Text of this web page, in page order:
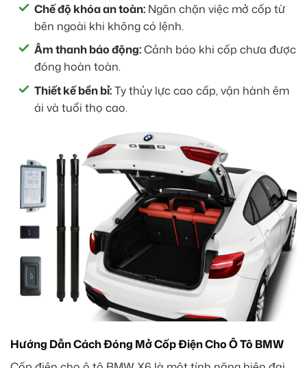
Chế độ khóa an toàn: Ngăn chặn việc mở cốp từ
bên ngoài khi không có lệnh.
Âm thanh báo động:Cảnh báo khi cốp chưa được
đóng hoàn toàn.
Thiết kế bền bỉ:Ty thủy lực cao cấp, vận hành êm
ái và tuổi thọ cao.
Hướng Dẫn Cách Đóng Mở Cốp Điện Cho Ô Tô BMW